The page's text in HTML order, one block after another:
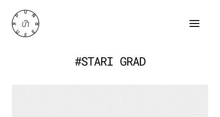
#STARI GRAD